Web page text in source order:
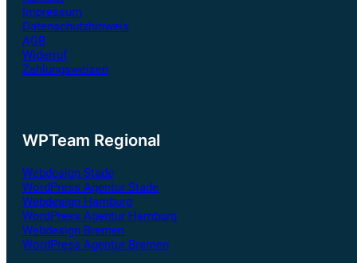
Impressum
Datenschutzhinweis
AGB
Widerruf
Zahlungsweisen
WPTeam Regional
Webdesign Stade
WordPress Agentur Stade
Webdesign Hamburg
WordPress Agentur Hamburg
Webdesign Bremen
WordPress Agentur Bremen